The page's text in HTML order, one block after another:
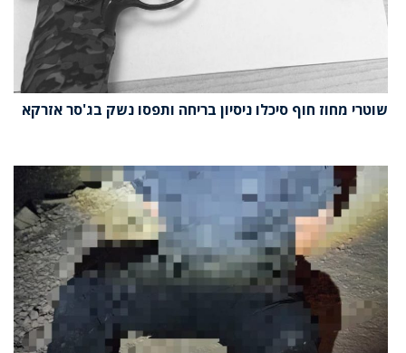
שוטרי מחוז חוף סיכלו ניסיון בריחה ותפסו נשק בג'סר אזרקא